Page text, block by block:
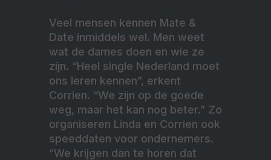
Veel mensen kennen Mate &
Date inmiddels wel. Men weet
wat de dames doen en wie ze
zijn. “Heel single Nederland moet
ons leren kennen”, erkent
Corrien. “We zijn op de goede
weg, maar het kan nog beter.” Zo
organiseren Linda en Corrien ook
speeddaten voor ondernemers.
“We krijgen dan te horen dat